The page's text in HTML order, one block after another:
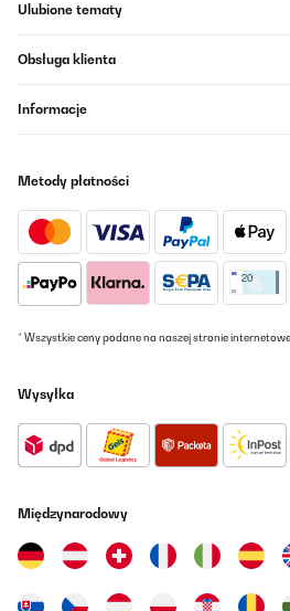
Ulubione tematy
Obsługa klienta
Informacje
Metody płatności
* Wszystkie ceny podane na naszej stronie
Wysyłka
Międzynarodowy